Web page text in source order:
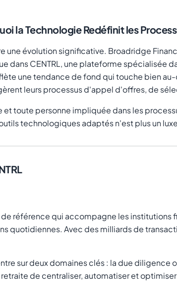
la Technologie Redéfinit les
évolution significative. Broadridge
CENTRL, une plateforme spécialisée
une tendance de fond qui touche bien
leurs processus d'appel d'offres, de
toute personne impliquée dans les
technologiques adaptés n'est plus un
référence qui accompagne les institutions
quotidiennes. Avec des milliards de
sur deux domaines clés : la due diligence
de centraliser, automatiser et